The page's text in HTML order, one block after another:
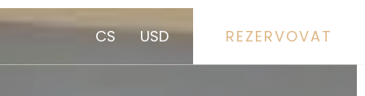
CS USD REZERVOVAT